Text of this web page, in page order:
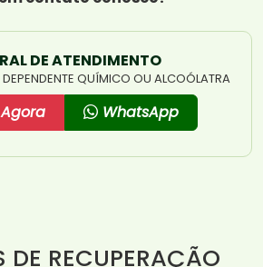
DE ATENDIMENTO
QUÍMICO OU ALCOÓLATRA
WhatsApp
DE RECUPERAÇÃO